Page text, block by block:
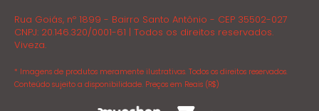
Rua Goiás, nº 1899 - Bairro Santo Antônio - CEP 35502-027
CNPJ: 20.146.320/0001-61 | Todos os direitos reservados.
Viveza.
* Imagens de produtos meramente ilustrativas. Todos os direitos reservados.
Conteúdo sujeito a disponibilidade. Preços em Reais (R$)